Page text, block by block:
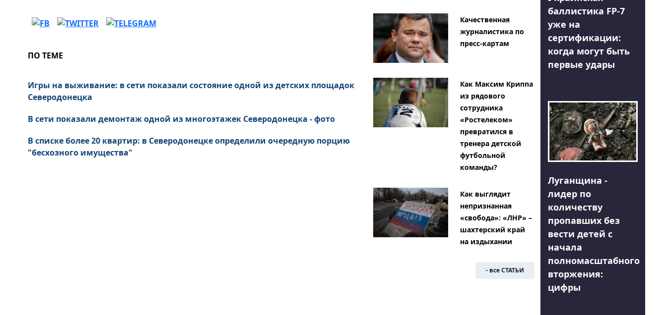
ПО ТЕМЕ
Игры на выживание: в сети показали состояние одной из детских площадок
Северодонецка
В сети показали демонтаж одной из многоэтажек Северодонецка - фото
В списке более 20 квартир: в Северодонецке определили очередную порцию
"бесхозного имущества"
Качественная
журналистика по
пресс-картам
Как Максим Криппа
из рядового
сотрудника
«Ростелеком»
превратился в
тренера детской
футбольной
команды?
Как выглядит
непризнанная
«свобода»: «ЛНР» –
шахтерский край
на издыхании
- все СТАТЬИ
баллистика FP-7
уже на
сертификации:
когда могут быть
первые удары
Луганщина -
лидер по
количеству
пропавших без
вести детей с
начала
полномасштабного
вторжения:
цифры